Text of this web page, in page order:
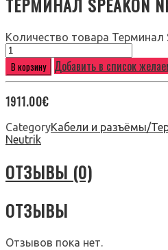
ТЕРМИНАЛ SPEAKON
Количество товара Терминал
В корзину Добавить в список
1911.00€
CategoryКабели и разъёмы/
Neutrik
ОТЗЫВЫ (0)
ОТЗЫВЫ
Отзывов пока нет.